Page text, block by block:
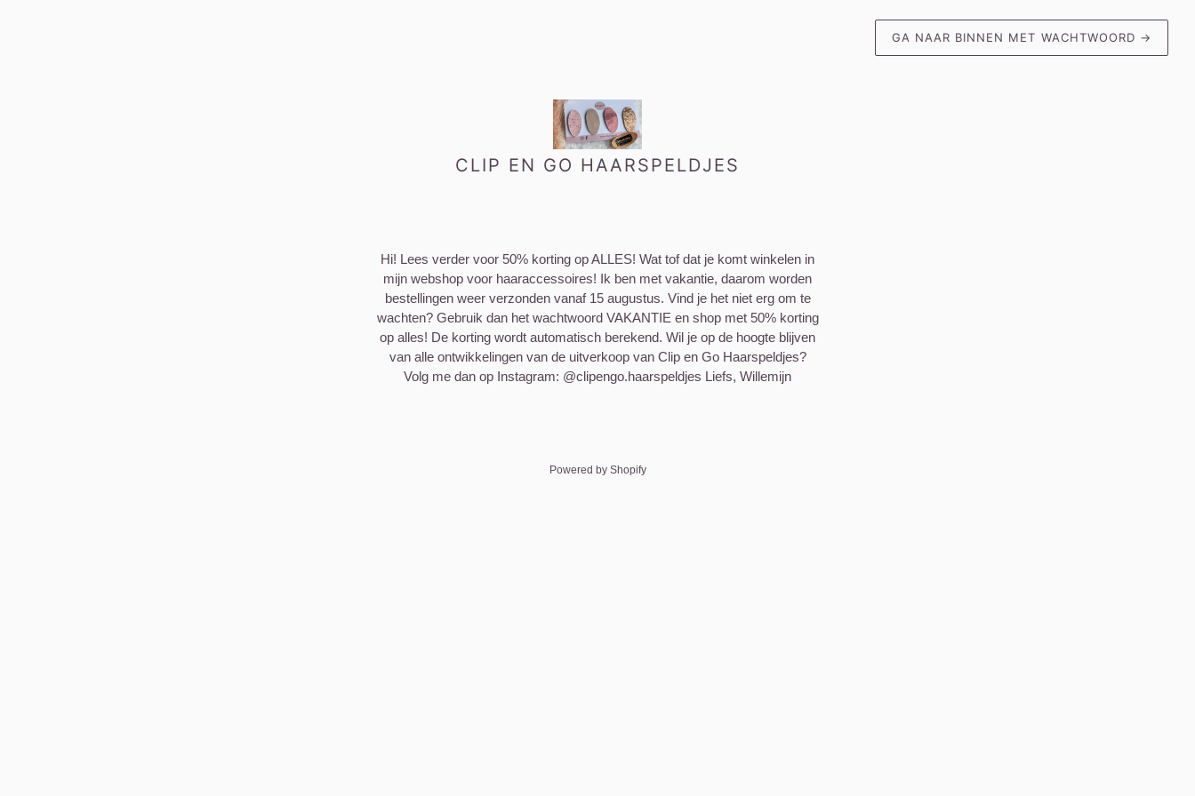
GA NAAR BINNEN MET WACHTWOORD →
CLIP EN GO HAARSPELDJES
Hi! Lees verder voor 50% korting op ALLES! Wat tof dat je komt winkelen in
mijn webshop voor haaraccessoires! Ik ben met vakantie, daarom worden
bestellingen weer verzonden vanaf 15 augustus. Vind je het niet erg om te
wachten? Gebruik dan het wachtwoord VAKANTIE en shop met 50% korting
op alles! De korting wordt automatisch berekend. Wil je op de hoogte blijven
van alle ontwikkelingen van de uitverkoop van Clip en Go Haarspeldjes?
Volg me dan op Instagram: @clipengo.haarspeldjes Liefs, Willemijn
Powered by Shopify